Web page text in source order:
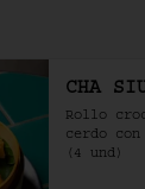
CHA
Rollo
cerdo
(4 und)